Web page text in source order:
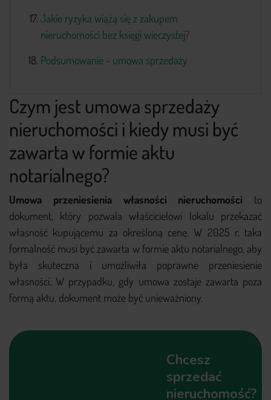
Jakie ryzyka wiążą się z zakupem
nieruchomości bez księgi wieczystej?
Podsumowanie - umowa sprzedaży
Czym jest umowa sprzedaży
nieruchomości i kiedy musi być
zawarta w formie aktu
notarialnego?
Umowa przeniesienia własności nieruchomości to
dokument, który pozwala właścicielowi lokalu przekazać
własność kupującemu za określoną cenę. W 2025 r. taka
formalność musi być zawarta w formie aktu notarialnego, aby
była skuteczna i umożliwiła poprawne przeniesienie
własności. W przypadku, gdy umowa zostaje zawarta poza
formą aktu, dokument może być unieważniony.
Chcesz
sprzedać
nieruchomość?